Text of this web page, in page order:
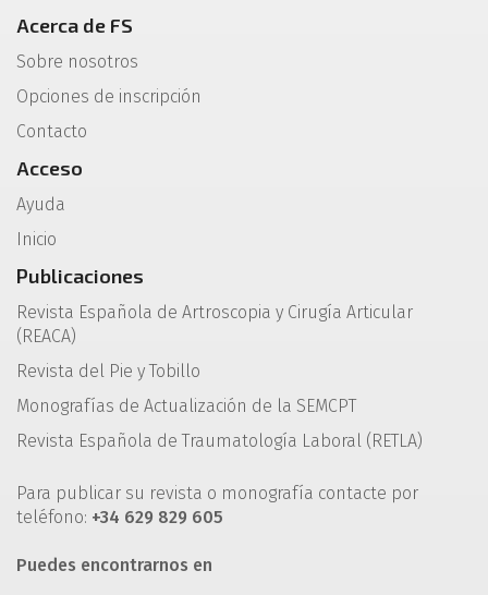
Acerca de FS
Sobre nosotros
Opciones de inscripción
Contacto
Acceso
Ayuda
Inicio
Publicaciones
Revista Española de Artroscopia y Cirugía Articular
(REACA)
Revista del Pie y Tobillo
Monografías de Actualización de la SEMCPT
Revista Española de Traumatología Laboral (RETLA)
Para publicar su revista o monografía contacte por
teléfono: +34 629 829 605
Puedes encontrarnos en